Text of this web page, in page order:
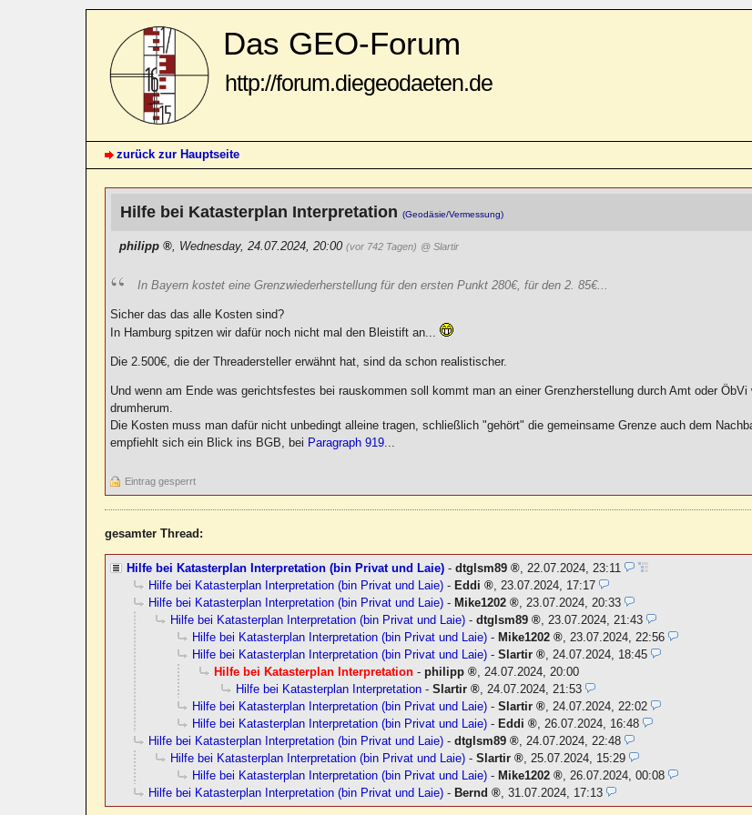
Das GEO-Forum
http://forum.diegeodaeten.de
zurück zur Hauptseite
Hilfe bei Katasterplan Interpretation(Geodäsie/Vermessung)
philipp Wednesday, 24.07.2024, 20:00(vor 742 Tagen) @ Slartir
In Bayern kostet eine Grenzwiederherstellung für den ersten Punkt 280€, für den 2. 85€...
Sicher das das alle Kosten sind?
In Hamburg spitzen wir dafür noch nicht mal den Bleistift an...
Die 2.500€, die der Threadersteller erwähnt hat, sind da schon realistischer.
Und wenn am Ende was gerichtsfestes bei rauskommen soll kommt man an einer Grenzherstellung durch Amt oder ÖbVi
drumherum.
Die Kosten muss man dafür nicht unbedingt alleine tragen, schließlich "gehört" die gemeinsame Grenze auch dem
empfiehlt sich ein Blick ins BGB, bei Paragraph 919...
Eintrag gesperrt
gesamter Thread:
Hilfe bei Katasterplan Interpretation (bin Privat und Laie) -dtglsm89 ,22.07.2024, 23:11
Hilfe bei Katasterplan Interpretation (bin Privat und Laie) - Eddi ,23.07.2024, 17:17
Hilfe bei Katasterplan Interpretation (bin Privat und Laie) - Mike1202 ,23.07.2024, 20:33
Hilfe bei Katasterplan Interpretation (bin Privat und Laie) -dtglsm89 ,23.07.2024, 21:43
Hilfe bei Katasterplan Interpretation (bin Privat und Laie) - Mike1202 ,23.07.2024, 22:56
Hilfe bei Katasterplan Interpretation (bin Privat und Laie) -Slartir ,24.07.2024, 18:45
Hilfe bei Katasterplan Interpretation -philipp ,24.07.2024, 20:00
Hilfe bei Katasterplan Interpretation -Slartir ,24.07.2024, 21:53
Hilfe bei Katasterplan Interpretation (bin Privat und Laie) -Slartir ,24.07.2024, 22:02
Hilfe bei Katasterplan Interpretation (bin Privat und Laie) - Eddi ,26.07.2024, 16:48
Hilfe bei Katasterplan Interpretation (bin Privat und Laie) -dtglsm89 ,24.07.2024, 22:48
Hilfe bei Katasterplan Interpretation (bin Privat und Laie) -Slartir ,25.07.2024, 15:29
Hilfe bei Katasterplan Interpretation (bin Privat und Laie) - Mike1202 ,26.07.2024, 00:08
Hilfe bei Katasterplan Interpretation (bin Privat und Laie) - Bernd ,31.07.2024, 17:13